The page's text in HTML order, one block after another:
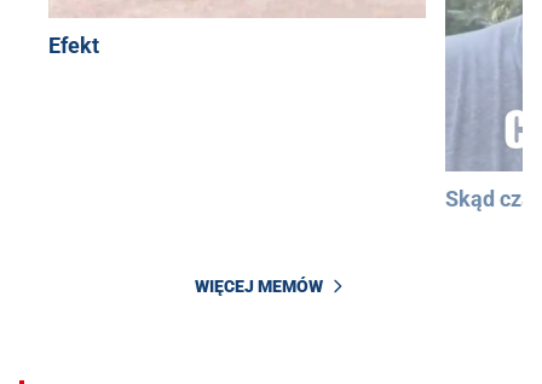
Efekt
Skąd
WIĘCEJ MEMÓW